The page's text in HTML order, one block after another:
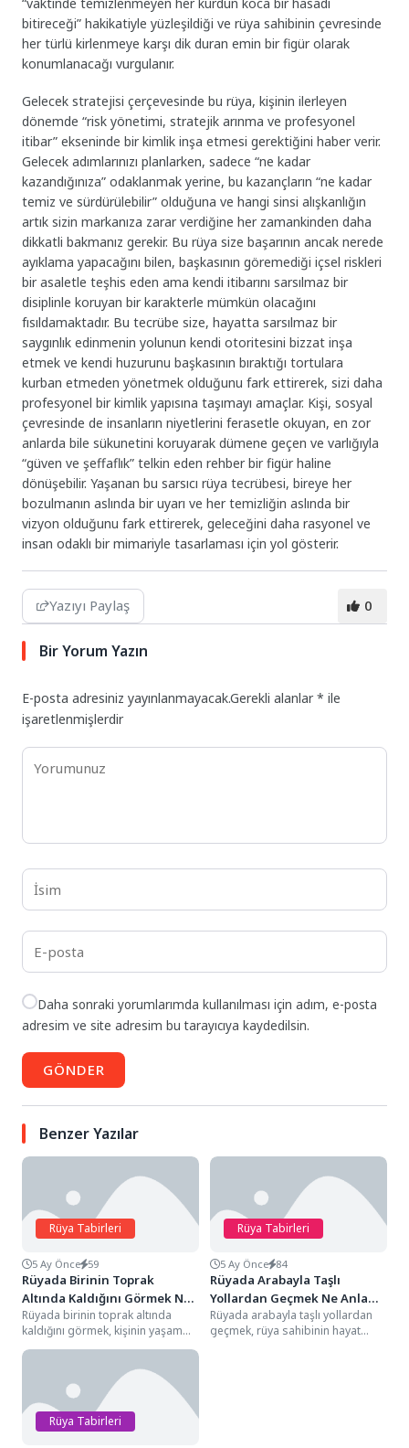
bitireceği” hakikatiyle yüzleşildiği ve rüya sahibinin çevresinde
her türlü kirlenmeye karşı dik duran emin bir figür olarak
konumlanacağı vurgulanır.
Gelecek stratejisi çerçevesinde bu rüya, kişinin ilerleyen
dönemde “risk yönetimi, stratejik arınma ve profesyonel
itibar” ekseninde bir kimlik inşa etmesi gerektiğini haber verir.
Gelecek adımlarınızı planlarken, sadece “ne kadar
kazandığınıza” odaklanmak yerine, bu kazançların “ne kadar
temiz ve sürdürülebilir” olduğuna ve hangi sinsi alışkanlığın
artık sizin markanıza zarar verdiğine her zamankinden daha
dikkatli bakmanız gerekir. Bu rüya size başarının ancak nerede
ayıklama yapacağını bilen, başkasının göremediği içsel riskleri
bir asaletle teşhis eden ama kendi itibarını sarsılmaz bir
disiplinle koruyan bir karakterle mümkün olacağını
fısıldamaktadır. Bu tecrübe size, hayatta sarsılmaz bir
saygınlık edinmenin yolunun kendi otoritesini bizzat inşa
etmek ve kendi huzurunu başkasının bıraktığı tortulara
kurban etmeden yönetmek olduğunu fark ettirerek, sizi daha
profesyonel bir kimlik yapısına taşımayı amaçlar. Kişi, sosyal
çevresinde de insanların niyetlerini ferasetle okuyan, en zor
anlarda bile sükunetini koruyarak dümene geçen ve varlığıyla
“güven ve şeffaflık” telkin eden rehber bir figür haline
dönüşebilir. Yaşanan bu sarsıcı rüya tecrübesi, bireye her
bozulmanın aslında bir uyarı ve her temizliğin aslında bir
vizyon olduğunu fark ettirerek, geleceğini daha rasyonel ve
insan odaklı bir mimariyle tasarlaması için yol gösterir.
Yazıyı Paylaş 0
Bir Yorum Yazın
E-posta adresiniz yayınlanmayacak.Gerekli alanlar* ile
işaretlenmişlerdir
Daha sonraki yorumlarımda kullanılması için adım, e-posta
adresim ve site adresim bu tarayıcıya kaydedilsin.
GÖNDER
Benzer Yazılar
Rüya Tabirleri
5 Ay Önce 59
Rüyada Birinin Toprak
Altında Kaldığını Görmek Ne
Anlama Gelir?
Rüyada birinin toprak altında
kaldığını görmek, kişinin yaşam
evreninde köklü bir değişimin, bir
Rüya Tabirleri
5 Ay Önce 84
Rüyada Arabayla Taşlı
Yollardan Geçmek Ne Anlama
Gelir?
Rüyada arabayla taşlı yollardan
geçmek, rüya sahibinin hayat
Rüya Tabirleri